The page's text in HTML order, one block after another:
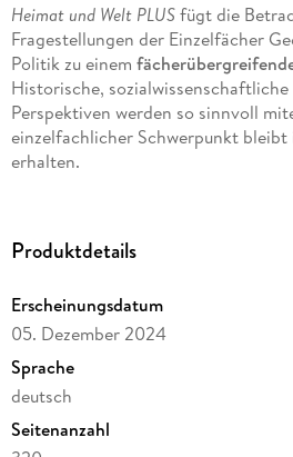
Heimat und Welt PLUSfügt die
Fragestellungen der Einzelfächer
Politik zu einem
Historische,
Perspektiven werden so sinnvoll
einzelfachlicher Schwerpunkt
erhalten.
interessante Aufgaben sowie ein
großformatige Auftaktbilder
didaktischen Hinführung
sowie einleitende Fragestellungen
strukturierte Erarbeitung der
didaktisch und chronologisch
Produktdetails
Erscheinungsdatum
05. Dezember 2024
Sprache
deutsch
Seitenanzahl